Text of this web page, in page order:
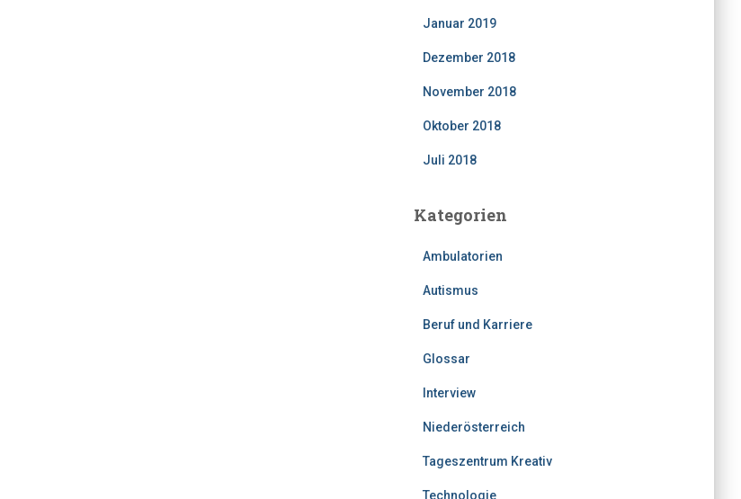
Januar 2019
Dezember 2018
November 2018
Oktober 2018
Juli 2018
Kategorien
Ambulatorien
Autismus
Beruf und Karriere
Glossar
Interview
Niederösterreich
Tageszentrum Kreativ
Technologie